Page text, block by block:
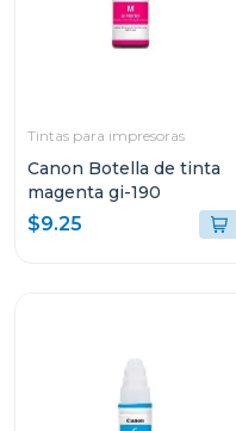
Tintas para impresoras
Canon Botella de tinta
magenta gi-190
$9.25